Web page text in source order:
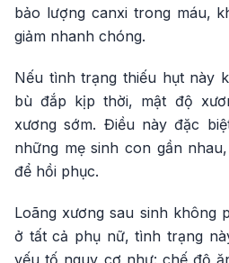
bảo lượng canxi trong máu,
giảm nhanh chóng.
Nếu tình trạng thiếu hụt này
bù đắp kịp thời, mật độ
xương sớm. Điều này đặc
những mẹ sinh con gần
để hồi phục.
Loãng xương sau sinh không
ở tất cả phụ nữ, tình trạng